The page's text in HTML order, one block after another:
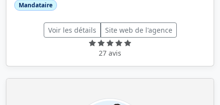
Mandataire
Voir les détails Site web de l'agence
27 avis